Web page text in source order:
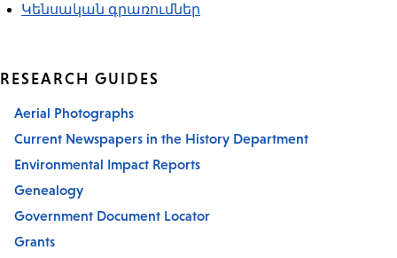
Կենսական գրառումներ
RESEARCH GUIDES
Aerial Photographs
Current Newspapers in the History Department
Environmental Impact Reports
Genealogy
Government Document Locator
Grants